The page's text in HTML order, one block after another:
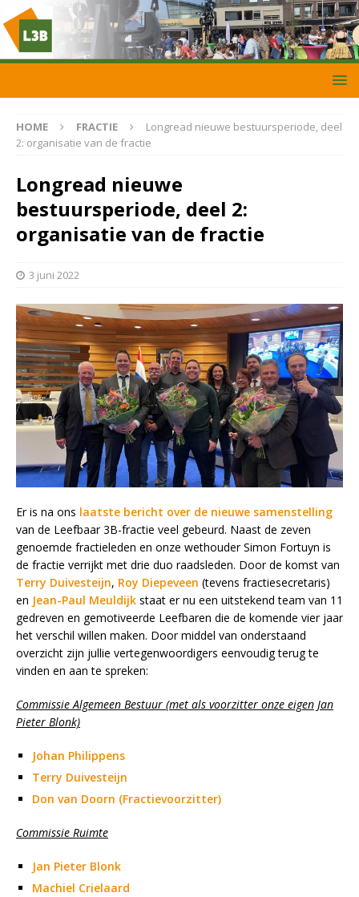
HOME FRACTIE
Longread nieuwe bestuursperiode, deel
2: organisatie van de fractie
Longread nieuwe
bestuursperiode, deel 2:
organisatie van de fractie
3 juni 2022
Er is na ons laatste bericht over de nieuwe samenstelling
van de Leefbaar 3B-fractie veel gebeurd. Naast de zeven
genoemde fractieleden en onze wethouder Simon Fortuyn is
de fractie verrijkt met drie duo raadsleden. Door de komst van
Terry Duivesteijn, Roy Diepeveen (tevens fractiesecretaris)
en Jean-Paul Meuldijk staat er nu een uitstekend team van 11
gedreven en gemotiveerde Leefbaren die de komende vier jaar
het verschil willen maken. Door middel van onderstaand
overzicht zijn jullie vertegenwoordigers eenvoudig terug te
vinden en aan te spreken:
Commissie Algemeen Bestuur (met als voorzitter onze eigen Jan
Pieter Blonk)
Johan Philippens
Terry Duivesteijn
Don van Doorn (Fractievoorzitter)
Commissie Ruimte
Jan Pieter Blonk
Machiel Crielaard